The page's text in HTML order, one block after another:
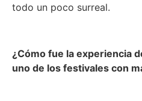
todo un poco surreal.
¿Cómo fue la experiencia
uno de los festivales con